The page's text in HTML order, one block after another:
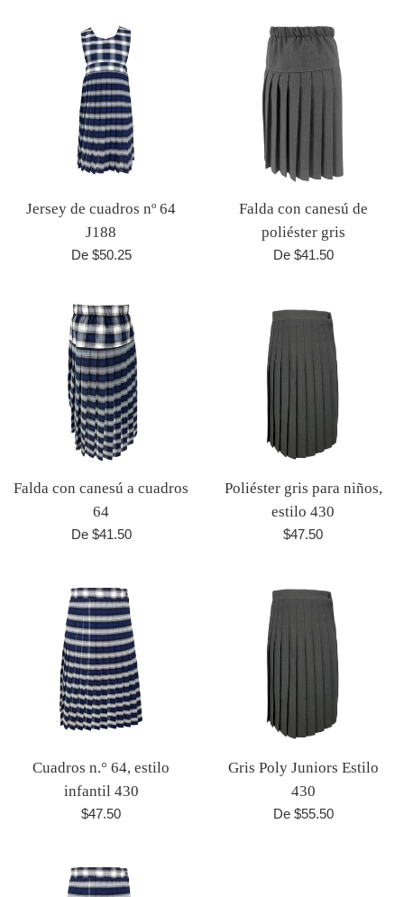
Jersey de cuadros nº 64
J188
De $50.25
Falda con canesú de
poliéster gris
De $41.50
Falda con canesú a cuadros
64
De $41.50
Poliéster gris para niños,
estilo 430
Precio
$47.50
Cuadros n.° 64, estilo
infantil 430
Precio
$47.50
Gris Poly Juniors Estilo
430
De $55.50